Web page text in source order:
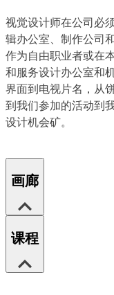
视觉设计师在公司必
辑办公室、制作公司
作为自由职业者或在
和服务设计办公室和
界面到电视片名，从
到我们参加的活动到
设计机会矿。
画廊
课程